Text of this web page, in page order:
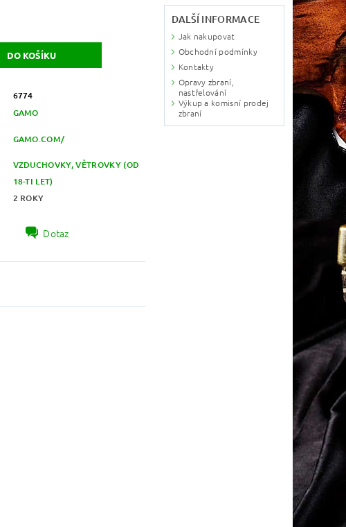
6774
GAMO
GAMO.COM/
VZDUCHOVKY, VĚTROVKY (OD
18-TI LET)
2 ROKY
Dotaz
DALŠÍ INFORMACE
Jak nakupovat
Obchodní podmínky
Kontakty
Opravy zbraní,
nastřelování
Výkup a komisní prodej
zbraní